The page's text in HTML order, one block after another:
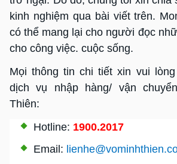
kinh nghiệm qua bài viết trên.
có thể mang lại cho người đọc
cho công việc. cuộc sống.
Mọi thông tin chi tiết xin vui
dịch vụ nhập hàng/ vận
Thiên:
Hotline: 1900.2017
Email: